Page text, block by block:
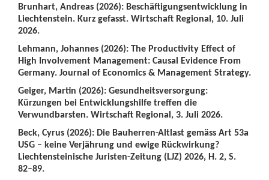
Brunhart, Andreas (2026): Beschäftigungsentwicklung in
Liechtenstein. Kurz gefasst. Wirtschaft Regional, 10. Juli
2026.
Lehmann, Johannes (2026): The Productivity Effect of
High Involvement Management: Causal Evidence From
Germany. Journal of Economics & Management Strategy.
Geiger, Martin (2026): Gesundheitsversorgung:
Kürzungen bei Entwicklungshilfe treffen die
Verwundbarsten. Wirtschaft Regional, 3. Juli 2026.
Beck, Cyrus (2026): Die Bauherren-Altlast gemäss Art 53a
USG – keine Verjährung und ewige Rückwirkung?
Liechtensteinische Juristen-Zeitung (LJZ) 2026, H. 2, S.
82–89.